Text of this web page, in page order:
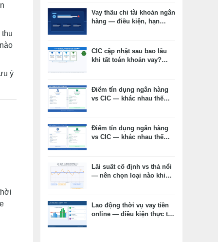
ý
Vay thấu chi tài khoản ngân
hàng — điều kiện, hạn
CIC cập nhật sau bao lâu
khi tất toán khoản vay?
Điểm tín dụng ngân hàng
vs CIC — khác nhau thế
Điểm tín dụng ngân hàng
vs CIC — khác nhau thế
Lãi suất cố định vs thả nổi
— nên chọn loại nào khi
Lao động thời vụ vay tiền
online — điều kiện thực tế,